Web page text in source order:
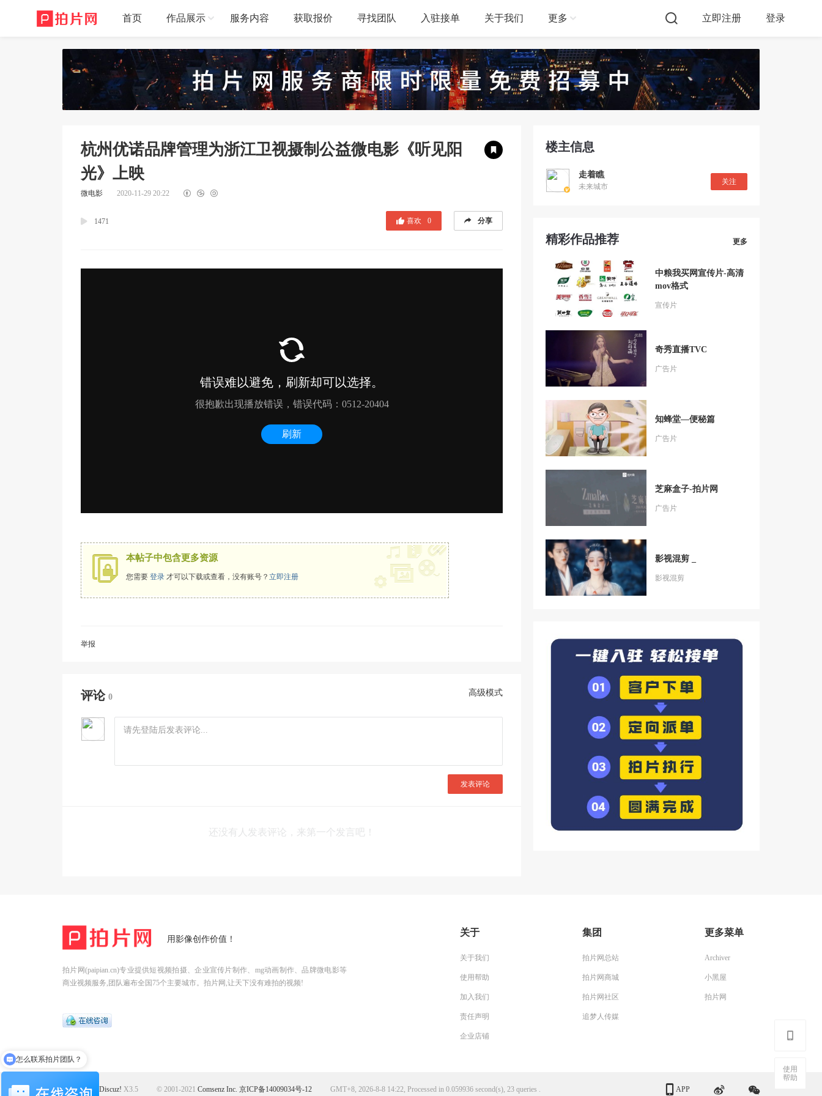
首页 作品展示 服务内容 获取报价 寻找团队 入驻接单 关于我们 更多 立即注册 登录
杭州优诺品牌管理为浙江卫视摄制公益微电影《听见阳
光》上映
微电影 2020-11-29 20:22
1471 喜欢 0 分享
本帖子中包含更多资源
您需要 登录 才可以下载或查看，没有账号？ 立即注册
×
举报
评论 0 高级模式
发表评论
还没有人发表评论，来第一个发言吧！
楼主信息
走着瞧
未来城市
关注
精彩作品推荐 更多
中粮我买网宣传片-高清
mov格式
宣传片
奇秀直播TVC
广告片
知蜂堂—便秘篇
广告片
芝麻盒子-拍片网
广告片
影视混剪 _
影视混剪
使用
帮助
用影像创作价值！
拍片网(paipian.cn)专业提供短视频拍摄、企业宣传片制作、mg动画制作、品牌微电影等
商业视频服务,团队遍布全国75个主要城市。拍片网,让天下没有难拍的视频!
关于
关于我们
使用帮助
加入我们
责任声明
企业店铺
集团
拍片网总站
拍片网商城
拍片网社区
追梦人传媒
更多菜单
Archiver
小黑屋
拍片网
Powered by Discuz! X3.5 © 2001-2021 Comsenz Inc. 京ICP备14009034号-12 GMT+8, 2026-8-8 14:22, Processed in 0.059936 second(s), 23 queries . APP
怎么联系拍片团队？